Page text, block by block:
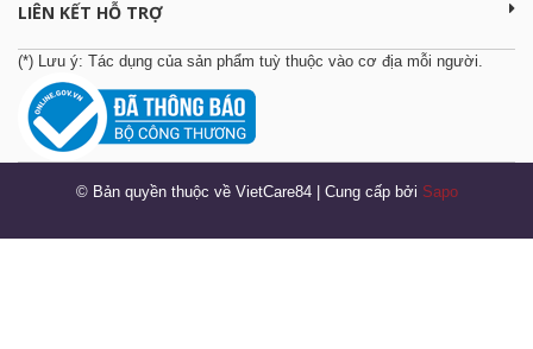
LIÊN KẾT HỖ TRỢ
(*) Lưu ý: Tác dụng của sản phẩm tuỳ thuộc vào cơ địa mỗi người.
© Bản quyền thuộc về VietCare84 Cung cấp bởi Sapo